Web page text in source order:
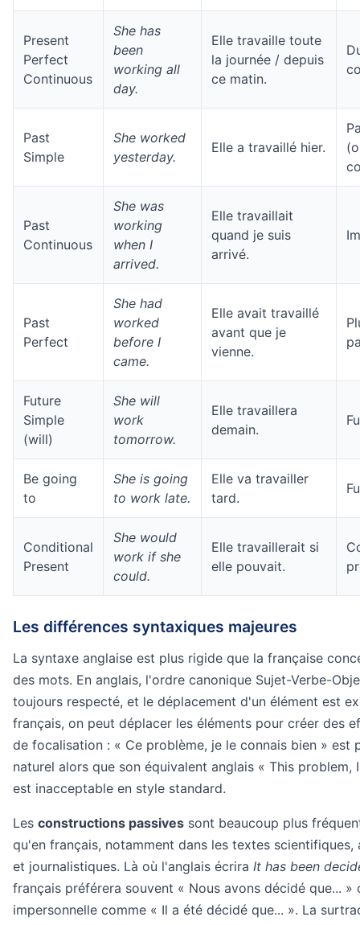
Present
Perfect
Continuous
She has
been
working all
day.
Elle travaille toute
la journée / depuis
ce matin.
Past
Simple
She worked
yesterday.
Elle a travaillé hier.
Past
Continuous
She was
working
when I
arrived.
Elle travaillait
quand je suis
arrivé.
Past
Perfect
She had
worked
before I
came.
Elle avait travaillé
avant que je
vienne.
Future
Simple
(will)
She will
work
tomorrow.
Elle travaillera
demain.
Be going
to
She is going
to work late.
Elle va travailler
tard.
Conditional
Present
She would
work if she
could.
Elle travaillerait si
elle pouvait.
Les différences syntaxiques majeures
La syntaxe anglaise est plus rigide que la française
des mots. En anglais, l'ordre canonique Sujet-Verbe-
toujours respecté, et le déplacement d'un élément est
français, on peut déplacer les éléments pour créer des
de focalisation : « Ce problème, je le connais bien » est
naturel alors que son équivalent anglais « This problem,
est inacceptable en style standard.
Les constructions passives sont beaucoup plus
qu'en français, notamment dans les textes scientifiques,
et journalistiques. Là où l'anglais écrira It has been
français préférera souvent « Nous avons décidé que... »
impersonnelle comme « Il a été décidé que... ». La